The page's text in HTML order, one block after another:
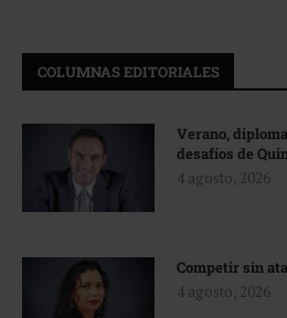
COLUMNAS EDITORIALES
Verano,
desafíos de
4 agosto, 2026
Competir sin
4 agosto, 2026